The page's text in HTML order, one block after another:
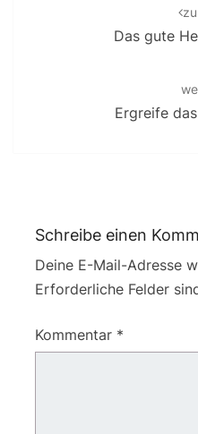
Das gute
Ergreife
Schreibe einen
Deine E-Mail-Adresse
Erforderliche Felder
Kommentar *